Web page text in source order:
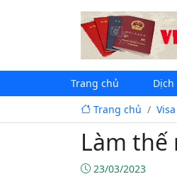
Trang chủ
Trang chủ
Làm thế
23/03/2023